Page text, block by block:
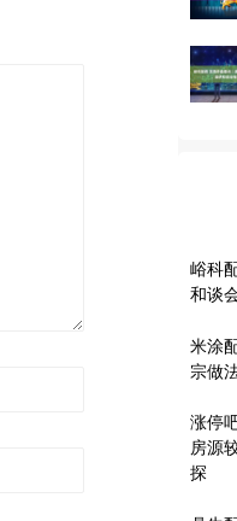
峪科
和谈
米涂
宗做
涨停
房源
探